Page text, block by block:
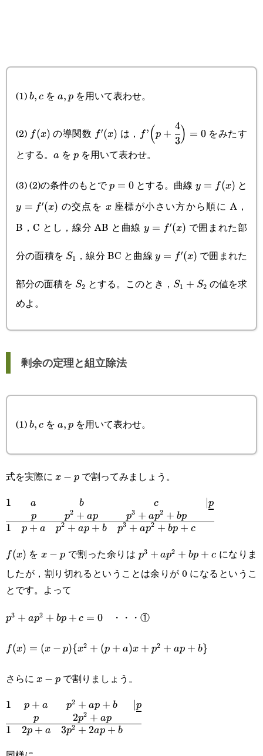
(1)b,c
b, cを a,p
a, pを用いて表わせ。
(2) f(x)
f(x) の導関数 f'(x)
f′(x) は，
f’\Big(p+\cfrac{4}
{3}\Big)=0
f’(p +
3
4) = 0をみたす
とする。 a
a を p
p を用いて表わせ。
(3) (2)の条件のもとでp=0
p = 0とする。曲線 y=f(x)
y = f(x) と
y=f'(x)
y = f′(x) の交点を x
x座標が小さい方から順に A，
B，C とし，線分 AB と曲線 y=f'(x)
y = f′(x) で囲まれた部
分の面積を S_1
S1 ，線分 BC と曲線 y=f'(x)
y = f′(x) で囲まれた
部分の面積を S_2
S2 とする。このとき， S_1+S_2
S1 + S2 の値を求
めよ。
剰余の定理と組立除法
(1)b,c
b, cを a,p
a, pを用いて表わせ。
式を実際に x-
x − pで割ってみましょう。
1
1
a
p
p + a
b
p2 + ap
p2 + ap + b
c
p3 + ap2 + bp
p3 + ap2 + bp + c
∣p
f(x)
f(x) をx-
p
x − p で割った余りは p^3+ap^2+bp+c
p3 + ap2 + bp + c になりま
したが，割り切れるということは余りが 0 になるというこ
とです。よって
p^3+ap^2+bp+c=0
p3 + ap2 + bp + c = 0 ・・・①
f(x)=(x-p)\{x^2+
f(x) = (x − p){x2 + (p + a)x + p2 + ap + b}
さらに x-
x − pで割りましょう。
1
1
p + a
p
2p + a
p2 + ap + b
2p2 + ap
3p2 + 2ap + b
p